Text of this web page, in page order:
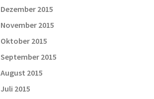
Dezember 2015
November 2015
Oktober 2015
September 2015
August 2015
Juli 2015